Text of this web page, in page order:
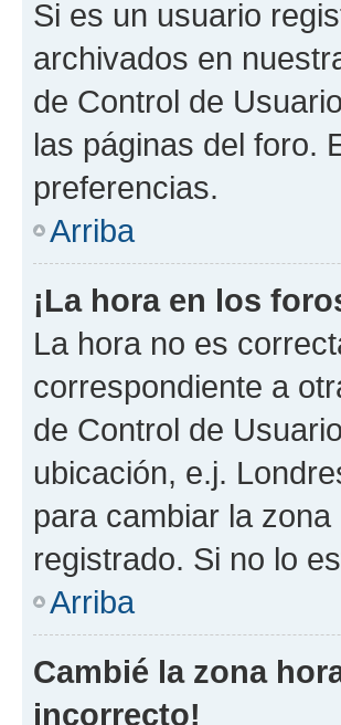
Si es un usuario
archivados en
de Control de
las páginas del foro.
preferencias.
Arriba
¡La hora en los
La hora no es
correspondiente a
de Control de
ubicación, e.j.
para cambiar la
registrado. Si no lo
Arriba
Cambié la zona
incorrecto!